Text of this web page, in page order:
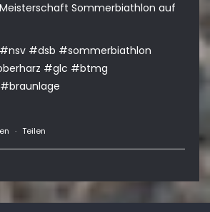
Sommerbiathlon auf
#nsv #dsb #sommerbiathlon
#glc #btmg
#braunlage
· Teilen